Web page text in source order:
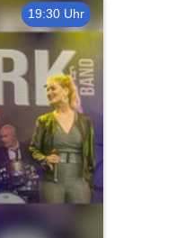
19:30 Uhr